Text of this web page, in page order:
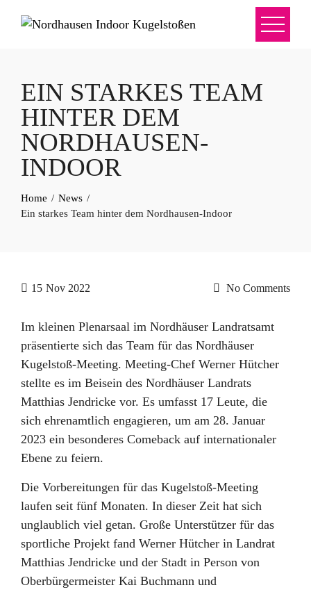
EIN STARKES TEAM
HINTER DEM
NORDHAUSEN-
INDOOR
Home
News
Ein starkes Team hinter dem Nordhausen-Indoor
15 Nov 2022 No Comments
Im kleinen Plenarsaal im Nordhäuser Landratsamt
präsentierte sich das Team für das Nordhäuser
Kugelstoß-Meeting. Meeting-Chef Werner Hütcher
stellte es im Beisein des Nordhäuser Landrats
Matthias Jendricke vor. Es umfasst 17 Leute, die
sich ehrenamtlich engagieren, um am 28. Januar
2023 ein besonderes Comeback auf internationaler
Ebene zu feiern.
Die Vorbereitungen für das Kugelstoß-Meeting
laufen seit fünf Monaten. In dieser Zeit hat sich
unglaublich viel getan. Große Unterstützer für das
sportliche Projekt fand Werner Hütcher in Landrat
Matthias Jendricke und der Stadt in Person von
Oberbürgermeister Kai Buchmann und